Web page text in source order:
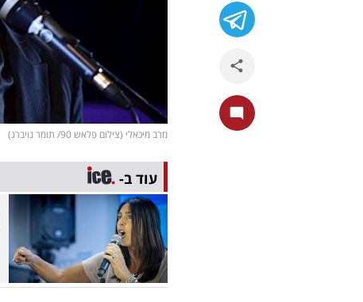
מרב מיכאלי (צילום פלאש 90/ תומר נויברג)
עוד ב-